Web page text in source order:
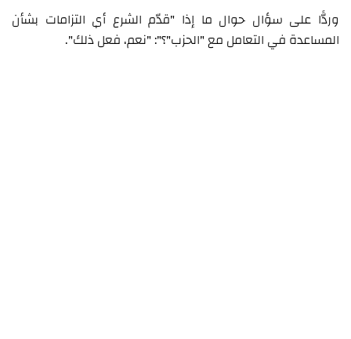
وردًّا على سؤال حوال ما إذا "قدّم الشرع أي التزامات بشأن
المساعدة في التعامل مع "الحزب"؟": "نعم، فعل ذلك".